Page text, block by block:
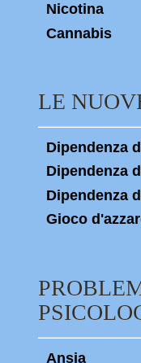
Nicotina
Cannabis
LE
Dipendenza
Dipendenza
Dipendenza
Gioco
Ansia